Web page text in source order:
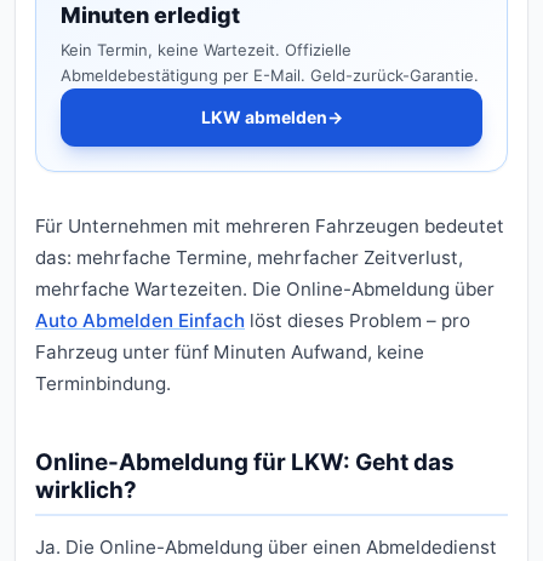
Minuten erledigt
Kein Termin, keine Wartezeit. Offizielle
Abmeldebestätigung per E-Mail. Geld-zurück-Garantie.
LKW abmelden→
Für Unternehmen mit mehreren Fahrzeugen bedeutet
das: mehrfache Termine, mehrfacher Zeitverlust,
mehrfache Wartezeiten. Die Online-Abmeldung über
Auto Abmelden Einfach löst dieses Problem – pro
Fahrzeug unter fünf Minuten Aufwand, keine
Terminbindung.
Online-Abmeldung für LKW: Geht das
wirklich?
Ja. Die Online-Abmeldung über einen Abmeldedienst